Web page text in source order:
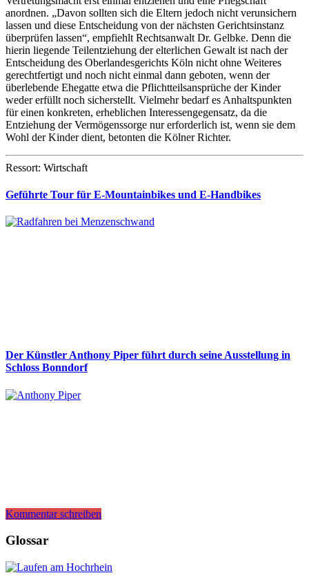
anordnen. „Davon sollten sich die Eltern jedoch nicht verunsichern
lassen und diese Entscheidung von der nächsten Gerichtsinstanz
überprüfen lassen“, empfiehlt Rechtsanwalt Dr. Gelbke. Denn die
hierin liegende Teilentziehung der elterlichen Gewalt ist nach der
Entscheidung des Oberlandesgerichts Köln nicht ohne Weiteres
gerechtfertigt und noch nicht einmal dann geboten, wenn der
überlebende Ehegatte etwa die Pflichtteilsansprüche der Kinder
weder erfüllt noch sicherstellt. Vielmehr bedarf es Anhaltspunkten
für einen konkreten, erheblichen Interessengegensatz, da die
Entziehung der Vermögenssorge nur erforderlich ist, wenn sie dem
Wohl der Kinder dient, betonten die Kölner Richter.
Ressort: Wirtschaft
Geführte Tour für E-Mountainbikes und E-Handbikes
Der Künstler Anthony Piper führt durch seine Ausstellung in
Schloss Bonndorf
Kommentar schreiben
Glossar